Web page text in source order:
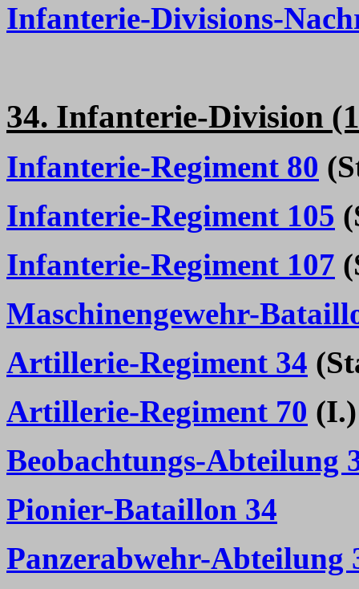
Infanterie-Divisions-
34. Infanterie-Division
Infanterie-Regiment 80
Infanterie-Regiment 105
Infanterie-Regiment 107
Maschinengewehr-
Artillerie-Regiment 34
Artillerie-Regiment 70 (I.)
Beobachtungs-Abteilung
Pionier-Bataillon 34
Panzerabwehr-Abteilung